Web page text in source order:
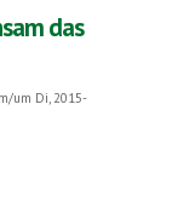
das
um Di, 2015-